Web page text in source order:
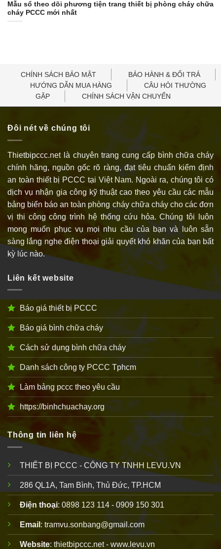
Mẫu sổ theo dõi phương tiện trang thiết bị phòng cháy chữa
cháy PCCC mới nhất
CHÍNH SÁCH BẢO MẬT
BẢO HÀNH & ĐỔI TRẢ
HƯỚNG DẪN MUA HÀNG
CÂU HỎI THƯỜNG
GẶP
CHÍNH SÁCH VẬN CHUYỂN
Đôi nét về chúng tôi
Thietbipccc.net là chuyên trang cung cấp bình chữa cháy
chính hãng, nguồn gốc rõ ràng, đạt tiêu chuẩn kiểm định
an toàn thiết bị PCCC tại Việt Nam. Ngoài ra, chúng tôi có
dịch vụ nhận gia công kỹ thuật cao theo yêu cầu các mẫu
bảng biển báo an toàn phòng cháy chữa cháy cho các đơn
vị thi công công trình hệ thống cứu hỏa. Chúng tôi luôn
mong muốn phục vụ mọi nhu cầu của bạn và luôn sẵn
sàng lắng nghe điện thoại giải quyết khó khăn của bạn bất
kỳ lúc nào.
Liên kết website
Báo giá thiết bị PCCC
Báo giá bình chữa cháy
Cách sử dụng bình chữa cháy
Danh sách công ty PCCC Tphcm
Làm bảng pccc theo yêu cầu
https://binhchuachay.org
Thông tin liên hệ
THIẾT BỊ PCCC - CÔNG TY TNHH LEVU.VN
286 QL1A, Tam Bình, Thủ Đức, TP.HCM
Điện thoại: 0898 123 114 - 0909 150 301
Email : tramvu.sonbang@gmail.com
Website: thietbipccc.net - www.levu.vn